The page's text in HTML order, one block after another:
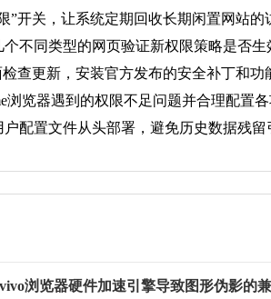
开关，让系统定期回收长期闲置网站的
不同类型的网页验证新权限策略是否
查更新，安装官方发布的安全补丁和功
览器遇到的权限不足问题并合理配置
配置文件从头部署，避免历史数据残留